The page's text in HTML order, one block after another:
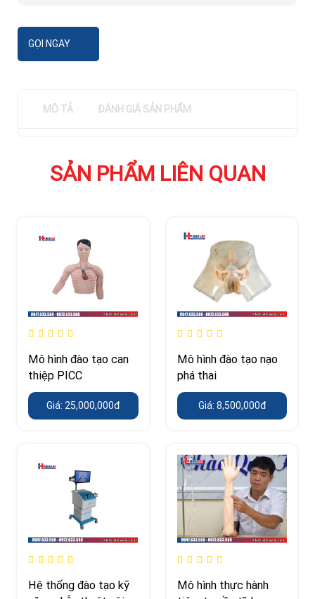
GỌI NGAY
MÔ TẢ ĐÁNH GIÁ SẢN PHẨM
SẢN PHẨM LIÊN QUAN
Mô hình đào tạo can
thiệp PICC
Giá: 25,000,000đ
Mô hình đào tạo nạo
phá thai
Giá: 8,500,000đ
Hệ thống đào tạo kỹ
Mô hình thực hành